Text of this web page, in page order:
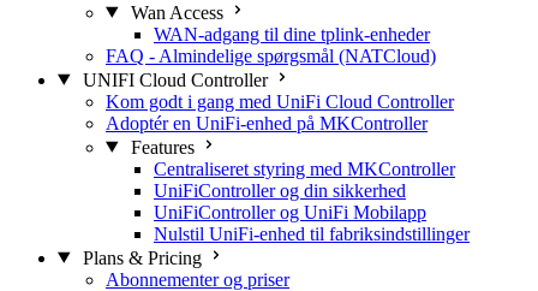
Wan Access
WAN-adgang til dine tplink-enheder
FAQ - Almindelige spørgsmål (NATCloud)
UNIFI Cloud Controller
Kom godt i gang med UniFi Cloud Controller
Adoptér en UniFi-enhed på MKController
Features
Centraliseret styring med MKController
UniFiController og din sikkerhed
UniFiController og UniFi Mobilapp
Nulstil UniFi-enhed til fabriksindstillinger
Plans & Pricing
Abonnementer og priser